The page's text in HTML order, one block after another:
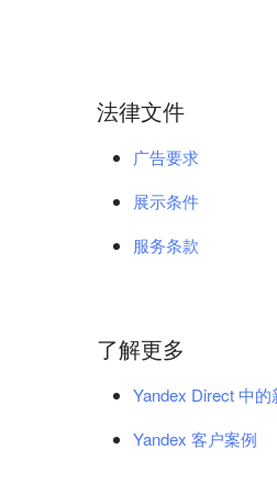
法律文件
广告要求
展示条件
服务条款
了解更多
Yandex Direct 中的
Yandex 客户案例